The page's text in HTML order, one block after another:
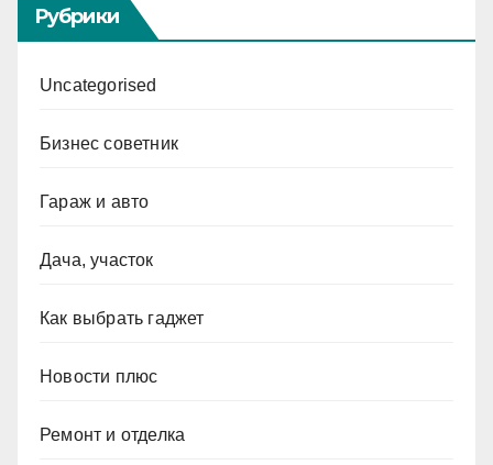
Рубрики
Uncategorised
Бизнес советник
Гараж и авто
Дача, участок
Как выбрать гаджет
Новости плюс
Ремонт и отделка